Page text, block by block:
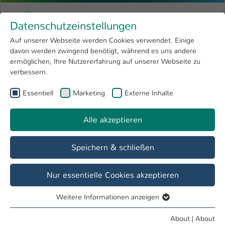
Menu
Research 4
Open submenu
University
International
Skip to main content
University of Applied Sciences
You are here:
Studiengänge
Die Verbindung von Life Science und Technik
Datenschutzeinstellungen
Auf unserer Webseite werden Cookies verwendet. Einige
davon werden zwingend benötigt, während es uns andere
ermöglichen, Ihre Nutzererfahrung auf unserer Webseite zu
verbessern.
Essentiell Marketing Externe Inhalte
Alle akzeptieren
Speichern & schließen
Nur essentielle Cookies akzeptieren
Essentielle Cookies werden für grundlegende Funktionen
Weitere Informationen anzeigen
About | About